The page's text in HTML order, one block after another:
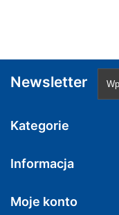
Newsletter
Kategorie
Informacja
Moje konto